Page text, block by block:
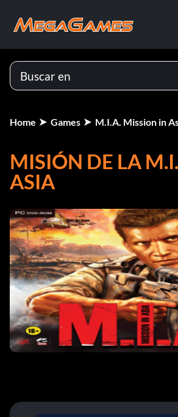
Home Games M.I.A. Mission in
MISIÓN DE LA
ASIA